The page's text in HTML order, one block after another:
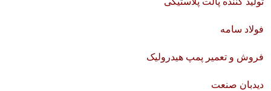
فولاد سامه
فروش و تعمیر پمپ هیدرولیک
دیدبان صنعت